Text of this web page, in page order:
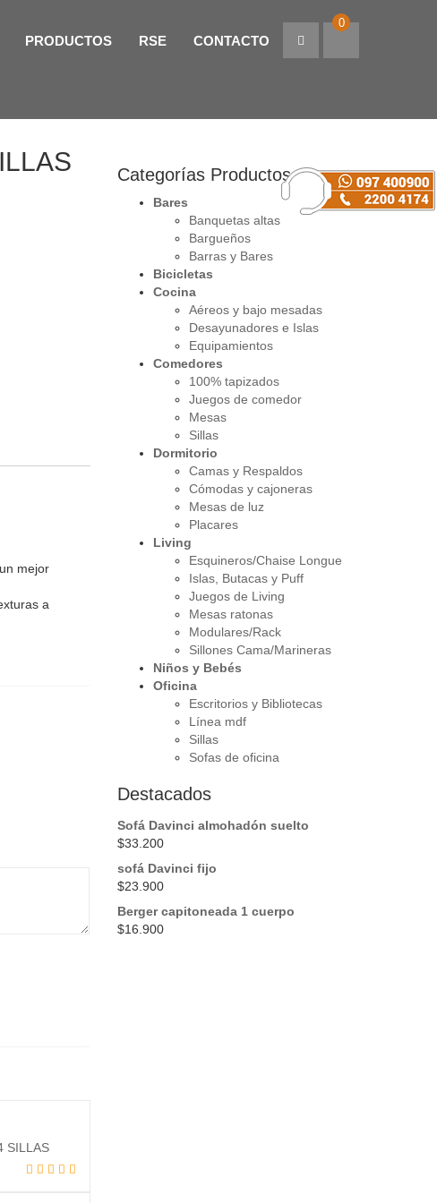
0
PRODUCTOS RSE CONTACTO
mejor
a
a la
SILLAS
Categorías Productos
Bares
Banquetas altas
Bargueños
Barras y Bares
Bicicletas
Cocina
Aéreos y bajo mesadas
Desayunadores e Islas
Equipamientos
Comedores
100% tapizados
Juegos de comedor
Mesas
Sillas
Dormitorio
Camas y Respaldos
Cómodas y cajoneras
Mesas de luz
Placares
Living
Esquineros/Chaise Longue
Islas, Butacas y Puff
Juegos de Living
Mesas ratonas
Modulares/Rack
Sillones Cama/Marineras
Niños y Bebés
Oficina
Escritorios y Bibliotecas
Línea mdf
Sillas
Sofas de oficina
Destacados
Sofá Davinci almohadón suelto
$33.200
sofá Davinci fijo
$23.900
Berger capitoneada 1 cuerpo
$16.900